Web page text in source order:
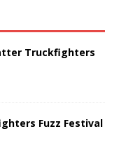
Truckfighters
Fuzz Festival